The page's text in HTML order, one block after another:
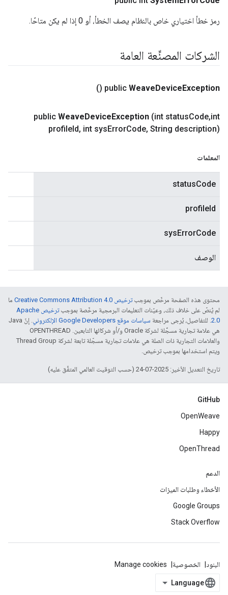
رمز خطأ اختياري خاص بالنظام يصف الخطأ، أو 0 إذا لم يكن متاحًا.
الشركات المصنِّعة العامة
public WeaveDeviceException
()
public WeaveDeviceException (int statusCode,int
profileId, int sysErrorCode, String description)
المعلمات
statusCode
profileId
sysErrorCode
الوصف
محتوى هذه الصفحة مرخّص بموجبترخيص Creative Commons Attribution 4.0‏
ما
لم يُنصّ على خلاف ذلك، وعيّنات التعليمات البرمجية مرخّصة بموجب
ترخيص Apache
2.0‏. للتفاصيل، يُرجى مراجعة سياسات موقع Google Developers الإلكتروني
. إنّ Java
هي علامة تجارية مسجَّلة لشركة Oracle و/أو شركائها التابعين. ‫OPENTHREAD
والعلامات التجارية ذات الصلة هي علامات تجارية مسجّلة تابعة لشركة Thread Group
ويتم استخدامها بموجب ترخيص.
تاريخ التعديل الأخير: 2025-07-24 (حسب التوقيت العالمي المتفَّق عليه)
GitHub
OpenWeave
Happy
OpenThread
الدعم
الأخطاء وطلبات الميزات
Google Groups
Stack Overflow
البنود الخصوصية Manage cookies